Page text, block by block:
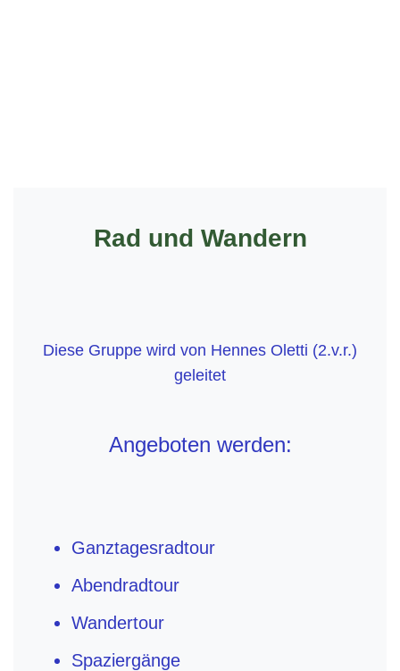
Rad und Wandern
Diese Gruppe wird von Hennes Oletti (2.v.r.)
geleitet
Angeboten werden:
Ganztagesradtour
Abendradtour
Wandertour
Spaziergänge